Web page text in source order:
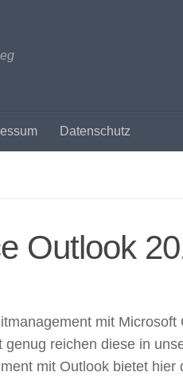
Datenschutz
Outlook
mit Microsoft
reichen diese in
mit Outlook bietet hier